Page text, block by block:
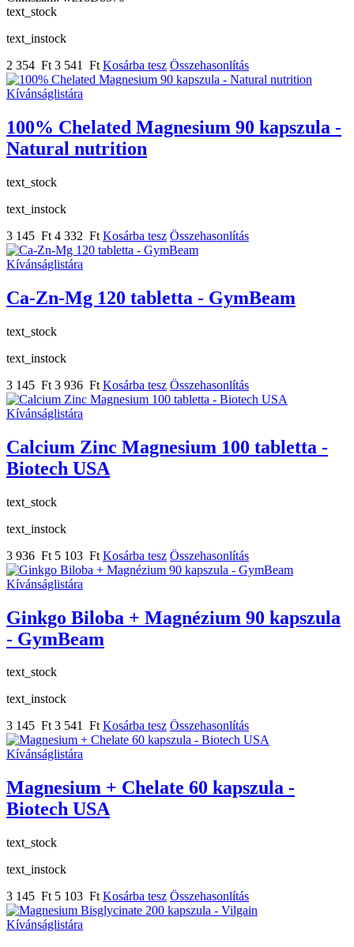
text_stock
text_instock
2 354 Ft 3 541 Ft Kosárba tesz Összehasonlítás
Kívánságlistára
100% Chelated Magnesium 90 kapszula -
Natural nutrition
text_stock
text_instock
3 145 Ft 4 332 Ft Kosárba tesz Összehasonlítás
Kívánságlistára
Ca-Zn-Mg 120 tabletta - GymBeam
text_stock
text_instock
3 145 Ft 3 936 Ft Kosárba tesz Összehasonlítás
Kívánságlistára
Calcium Zinc Magnesium 100 tabletta -
Biotech USA
text_stock
text_instock
3 936 Ft 5 103 Ft Kosárba tesz Összehasonlítás
Kívánságlistára
Ginkgo Biloba + Magnézium 90 kapszula
- GymBeam
text_stock
text_instock
3 145 Ft 3 541 Ft Kosárba tesz Összehasonlítás
Kívánságlistára
Magnesium + Chelate 60 kapszula -
Biotech USA
text_stock
text_instock
3 145 Ft 5 103 Ft Kosárba tesz Összehasonlítás
Kívánságlistára